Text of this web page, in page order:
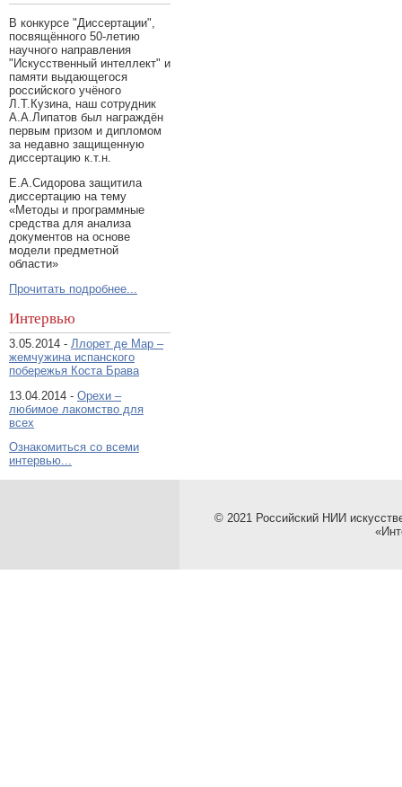
В конкурсе "Диссертации",
посвящённого 50-летию
научного направления
"Искусственный интеллект" и
памяти выдающегося
российского учёного
Л.Т.Кузина, наш сотрудник
А.А.Липатов был награждён
первым призом и дипломом
за недавно защищенную
диссертацию к.т.н.
Е.А.Сидорова защитила
диссертацию на тему
«Методы и программные
средства для анализа
документов на основе
модели предметной
области»
Прочитать подробнее...
Интервью
3.05.2014 - Ллорет де Мар –
жемчужина испанского
побережья Коста Брава
13.04.2014 - Орехи –
любимое лакомство для
всех
Ознакомиться со всеми
интервью...
© 2021 Российский НИИ